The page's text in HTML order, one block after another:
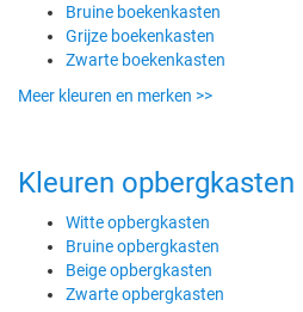
Bruine boekenkasten
Grijze boekenkasten
Zwarte boekenkasten
Meer kleuren en merken >>
Kleuren opbergkasten
Witte opbergkasten
Bruine opbergkasten
Beige opbergkasten
Zwarte opbergkasten